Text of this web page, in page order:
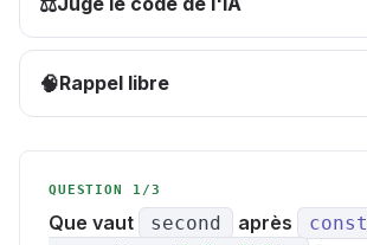
🧠Rappel libre
QUESTION 1/3
Que vaut second après const